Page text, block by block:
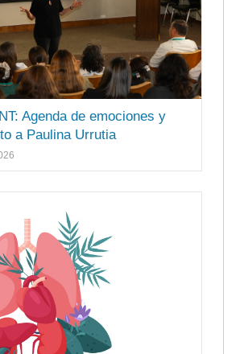
Agenda de emociones y
a Paulina Urrutia